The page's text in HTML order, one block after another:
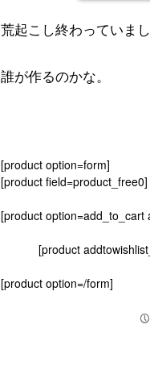
荒起こし終わっていまし
誰が作るのかな。
[product option=form]
[product field=product_free0]
[product option=add_to_cart
[product
[product option=/form]
P